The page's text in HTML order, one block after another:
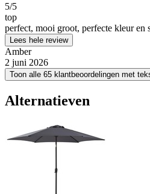
5/5
top
perfect, mooi groot, perfecte kleur en
Lees hele review
Amber
2 juni 2026
Toon alle 65 klantbeoordelingen met
Alternatieven